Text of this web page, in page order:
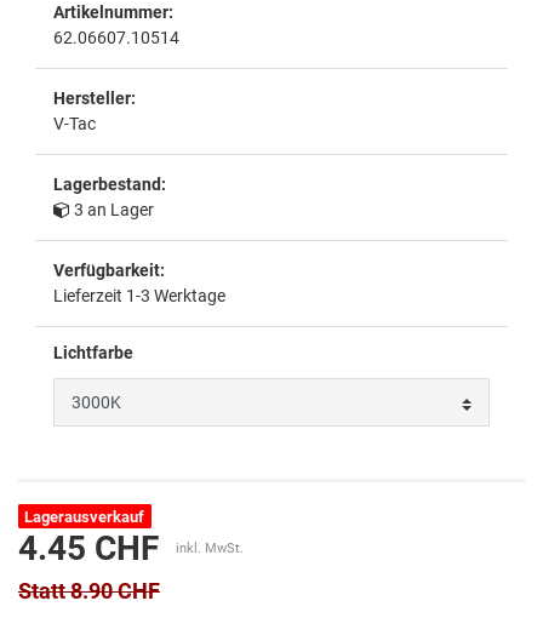
Artikelnummer:
62.06607.10514
Hersteller:
V-Tac
Lagerbestand:
3 an Lager
Verfügbarkeit:
Lieferzeit 1-3 Werktage
Lichtfarbe
Lagerausverkauf
Statt 8.90 CHF
4.45 CHF inkl. MwSt.